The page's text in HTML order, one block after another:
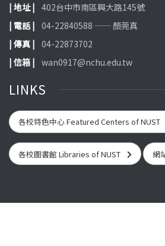
| 地址 | 402台中市南區興大路145號
| 電話 | 04-22840588 —— 顏莞真
| 傳真 | 04-22873702
| 信箱 | wan0917@nchu.edu.tw
LINKS
各校特色中心 Featured Centers of NUST
各校圖書館 Libraries of NUST 網